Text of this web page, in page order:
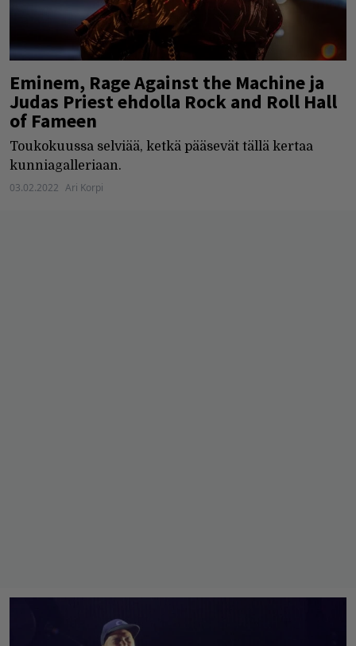
Eminem, Rage Against the Machine ja
Judas Priest ehdolla Rock and Roll Hall
of Fameen
Toukokuussa selviää, ketkä pääsevät tällä kertaa
kunniagalleriaan.
03.02.2022 Ari Korpi